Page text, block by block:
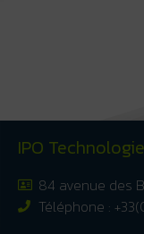
IPO Technologie
84 avenue des
Téléphone :